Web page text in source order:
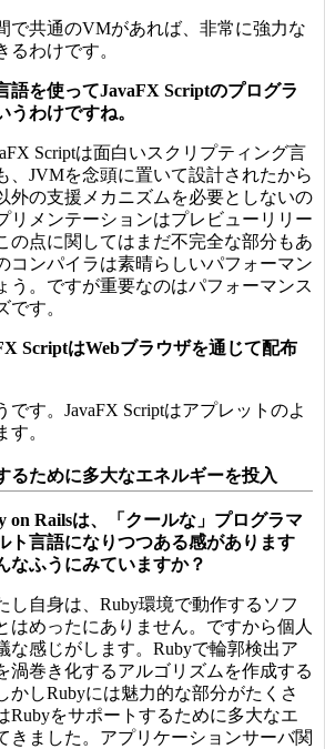
共通のVMがあれば、非常に強力な
るわけです。
を使ってJavaFX Scriptのプログラ
うわけですね。
Scriptは面白いスクリプティング言
、JVMを念頭に置いて設計されたから
外の支援メカニズムを必要としないの
リメンテーションはプレビューリリー
の点に関してはまだ不完全な部分もあ
コンパイラは素晴らしいパフォーマン
う。ですが重要なのはパフォーマンス
です。
はWebブラウザを通じて配布
す。JavaFX Scriptはアプレットのよ
す。
るために多大なエネルギーを投入
Railsは、「クールな」プログラマ
ト言語になりつつある感があります
なふうにみていますか？
自身は、Ruby環境で動作するソフ
はめったにありません。ですから個人
な感じがします。Rubyで輪郭検出ア
渦巻き化するアルゴリズムを作成する
かしRubyには魅力的な部分がたくさ
Rubyをサポートするために多大なエ
きました。アプリケーションサーバ関